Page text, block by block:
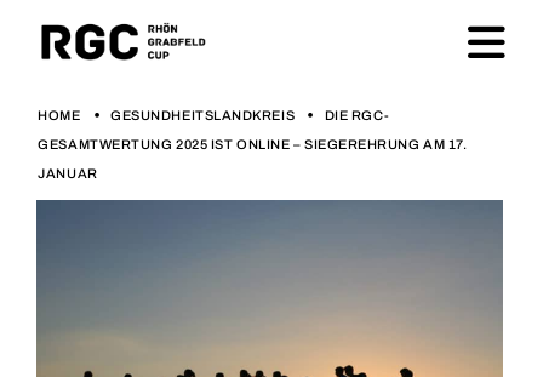
HOME GESUNDHEITSLANDKREIS
DIE RGC-
GESAMTWERTUNG 2025 IST ONLINE – SIEGEREHRUNG AM 17.
JANUAR